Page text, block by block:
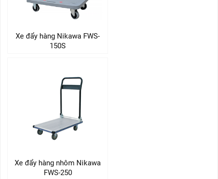
Xe đẩy hàng Nikawa FWS-
150S
Xe đẩy hàng nhôm Nikawa
FWS-250